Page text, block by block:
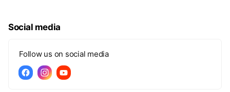
Social media
Follow us on social media